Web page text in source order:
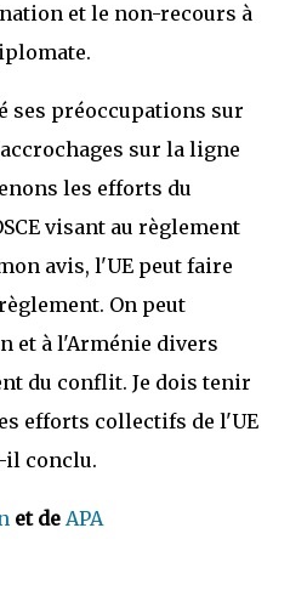
et le non-recours à
ses préoccupations sur
sur la ligne
les efforts du
visant au règlement
avis, l'UE peut faire
On peut
et à l'Arménie divers
du conflit. Je dois tenir
efforts collectifs de l'UE
il conclu.
et de APA